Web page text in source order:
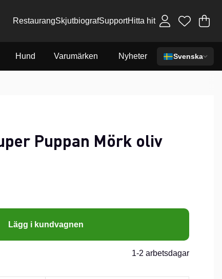
RestaurangSkjutbiografSupportHitta hit .
Hund Varumärken Nyheter Svenska
Puppan Mörk oliv
Lägg i kundvagnen
1-2 arbetsdagar